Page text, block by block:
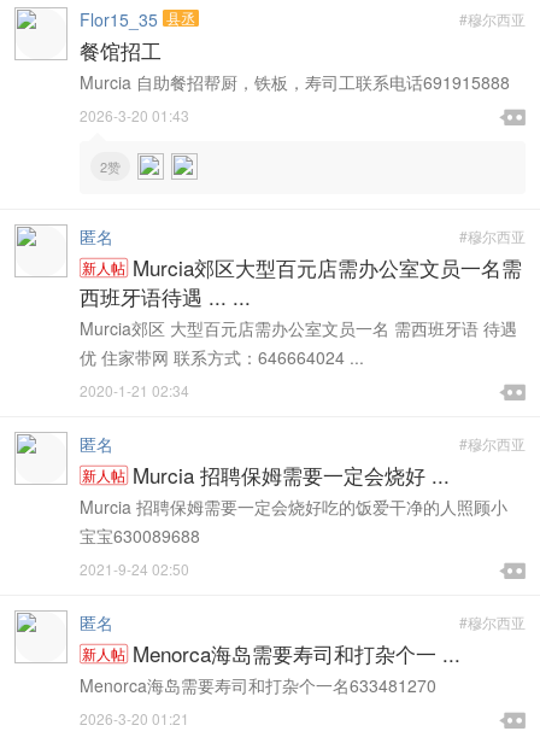
#穆尔西亚
Flor15_35 县丞
餐馆招工
Murcia 自助餐招帮厨，铁板，寿司工联系电话691915888

2026-3-20 01:43 
2赞
#穆尔西亚
匿名
新人帖 Murcia郊区大型百元店需办公室文员一名需
西班牙语待遇 ... ...
Murcia郊区 大型百元店需办公室文员一名 需西班牙语 待遇
优 住家带网 联系方式：646664024 ...

2020-1-21 02:34 
#穆尔西亚
匿名
新人帖 Murcia 招聘保姆需要一定会烧好 ...
Murcia 招聘保姆需要一定会烧好吃的饭爱干净的人照顾小
宝宝630089688

2021-9-24 02:50 
#穆尔西亚
匿名
新人帖 Menorca海岛需要寿司和打杂个一 ...
Menorca海岛需要寿司和打杂个一名633481270

2026-3-20 01:21 